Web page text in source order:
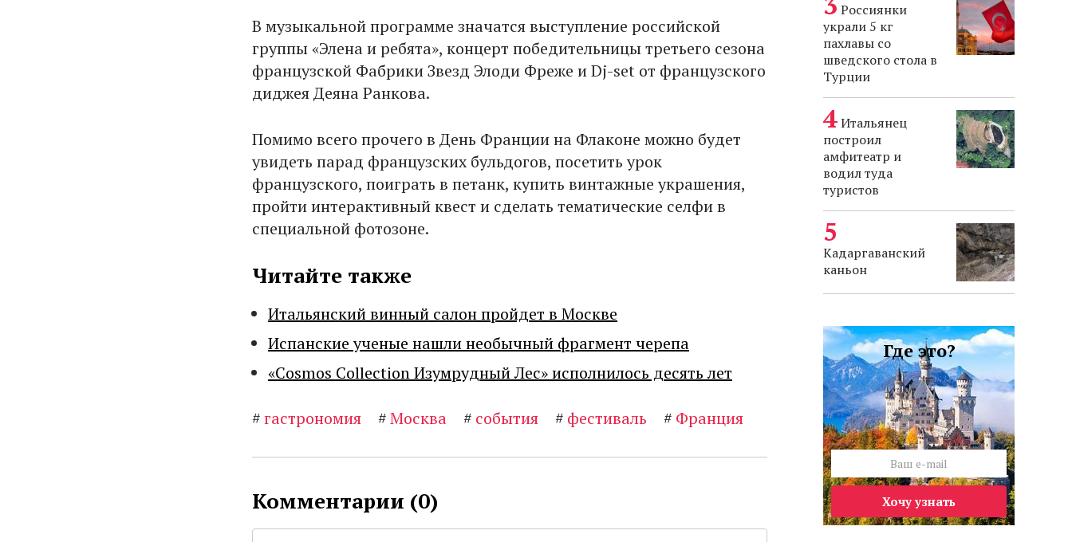
В музыкальной программе значатся выступление российской
группы «Элена и ребята», концерт победительницы третьего сезона
французской Фабрики Звезд Элоди Фреже и Dj-set от французского
диджея Деяна Ранкова.
Помимо всего прочего в День Франции на Флаконе можно будет
увидеть парад французских бульдогов, посетить урок
французского, поиграть в петанк, купить винтажные украшения,
пройти интерактивный квест и сделать тематические селфи в
специальной фотозоне.
Читайте также
Итальянский винный салон пройдет в Москве
Испанские ученые нашли необычный фрагмент черепа
«Cosmos Collection Изумрудный Лес» исполнилось десять лет
#гастрономия #Москва # события # фестиваль # Франция
Комментарии (0)
Россиянки
украли 5 кг
пахлавы со
шведского стола в
Турции
Итальянец
построил
амфитеатр и
водил туда
туристов
Кадаргаванский
каньон
Где это?
Хочу узнать